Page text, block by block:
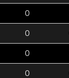
0
0
0
0